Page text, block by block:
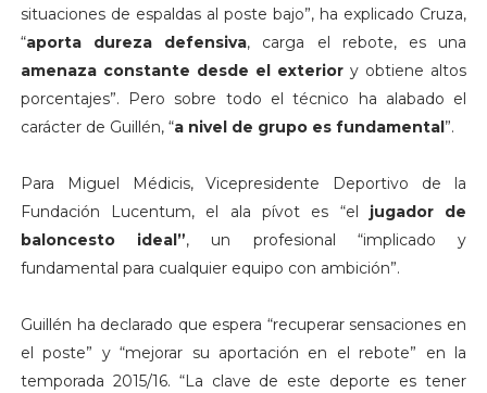
situaciones de espaldas al poste bajo”, ha explicado Cruza,
“aporta dureza defensiva, carga el rebote, es una
amenaza constante desde el exteriory obtiene altos
porcentajes”. Pero sobre todo el técnico ha alabado el
carácter de Guillén, “a nivel de grupo es fundamental”.
Para Miguel Médicis, Vicepresidente Deportivo de la
Fundación Lucentum, el ala pívot es “el jugador de
baloncesto ideal”, un profesional “implicado y
fundamental para cualquier equipo con ambición”.
Guillén ha declarado que espera “recuperar sensaciones en
el poste” y “mejorar su aportación en el rebote” en la
temporada 2015/16. “La clave de este deporte es tener